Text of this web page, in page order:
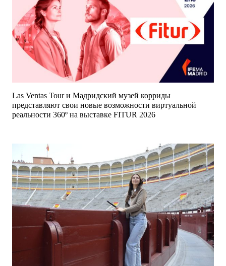
Las Ventas Tour и Мадридский музей корриды
представляют свои новые возможности виртуальной
реальности 360º на выставке FITUR 2026